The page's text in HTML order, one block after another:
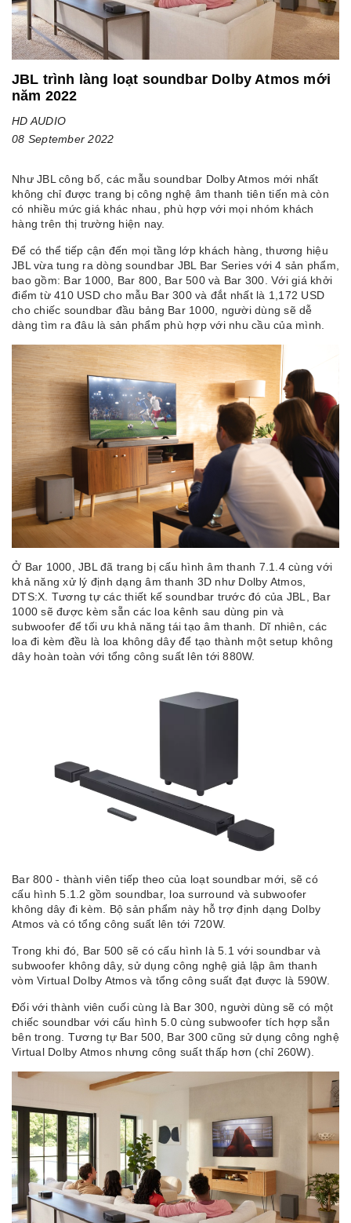
JBL trình làng loạt soundbar Dolby Atmos mới
năm 2022
HD AUDIO
08 September 2022
Như JBL công bố, các mẫu soundbar Dolby Atmos mới nhất
không chỉ được trang bị công nghệ âm thanh tiên tiến mà còn
có nhiều mức giá khác nhau, phù hợp với mọi nhóm khách
hàng trên thị trường hiện nay.
Để có thể tiếp cận đến mọi tầng lớp khách hàng, thương hiệu
JBL vừa tung ra dòng soundbar JBL Bar Series với 4 sản phẩm,
bao gồm: Bar 1000, Bar 800, Bar 500 và Bar 300. Với giá khởi
điểm từ 410 USD cho mẫu Bar 300 và đắt nhất là 1,172 USD
cho chiếc soundbar đầu bảng Bar 1000, người dùng sẽ dễ
dàng tìm ra đâu là sản phẩm phù hợp với nhu cầu của mình.
Ở Bar 1000, JBL đã trang bị cấu hình âm thanh 7.1.4 cùng với
khả năng xử lý định dạng âm thanh 3D như Dolby Atmos,
DTS:X. Tương tự các thiết kế soundbar trước đó của JBL, Bar
1000 sẽ được kèm sẵn các loa kênh sau dùng pin và
subwoofer để tối ưu khả năng tái tạo âm thanh. Dĩ nhiên, các
loa đi kèm đều là loa không dây để tạo thành một setup không
dây hoàn toàn với tổng công suất lên tới 880W.
Bar 800 - thành viên tiếp theo của loạt soundbar mới, sẽ có
cấu hình 5.1.2 gồm soundbar, loa surround và subwoofer
không dây đi kèm. Bộ sản phẩm này hỗ trợ định dạng Dolby
Atmos và có tổng công suất lên tới 720W.
Trong khi đó, Bar 500 sẽ có cấu hình là 5.1 với soundbar và
subwoofer không dây, sử dụng công nghệ giả lập âm thanh
vòm Virtual Dolby Atmos và tổng công suất đạt được là 590W.
Đối với thành viên cuối cùng là Bar 300, người dùng sẽ có một
chiếc soundbar với cấu hình 5.0 cùng subwoofer tích hợp sẵn
bên trong. Tương tự Bar 500, Bar 300 cũng sử dụng công nghệ
Virtual Dolby Atmos nhưng công suất thấp hơn (chỉ 260W).